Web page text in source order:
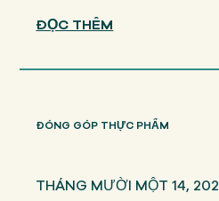
ĐỌC THÊM
ĐÓNG GÓP THỰC PHẨM
THÁNG MƯỜI MỘT 14,